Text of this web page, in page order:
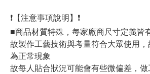
❗【注意事項說明】❗
■商品材質特殊，每家廠商尺寸定義皆
故製作工藝技術與考量符合大眾使用
為正常現象
故每人貼合狀況可能會有些微偏差，